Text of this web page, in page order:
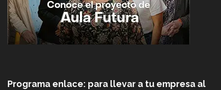
Programa enlace: para llevar a tu empresa al